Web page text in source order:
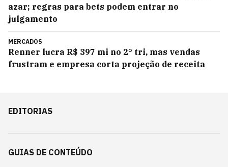
azar; regras para bets podem entrar no
julgamento
MERCADOS
Renner lucra R$ 397 mi no 2° tri, mas vendas
frustram e empresa corta projeção de receita
EDITORIAS
GUIAS DE CONTEÚDO